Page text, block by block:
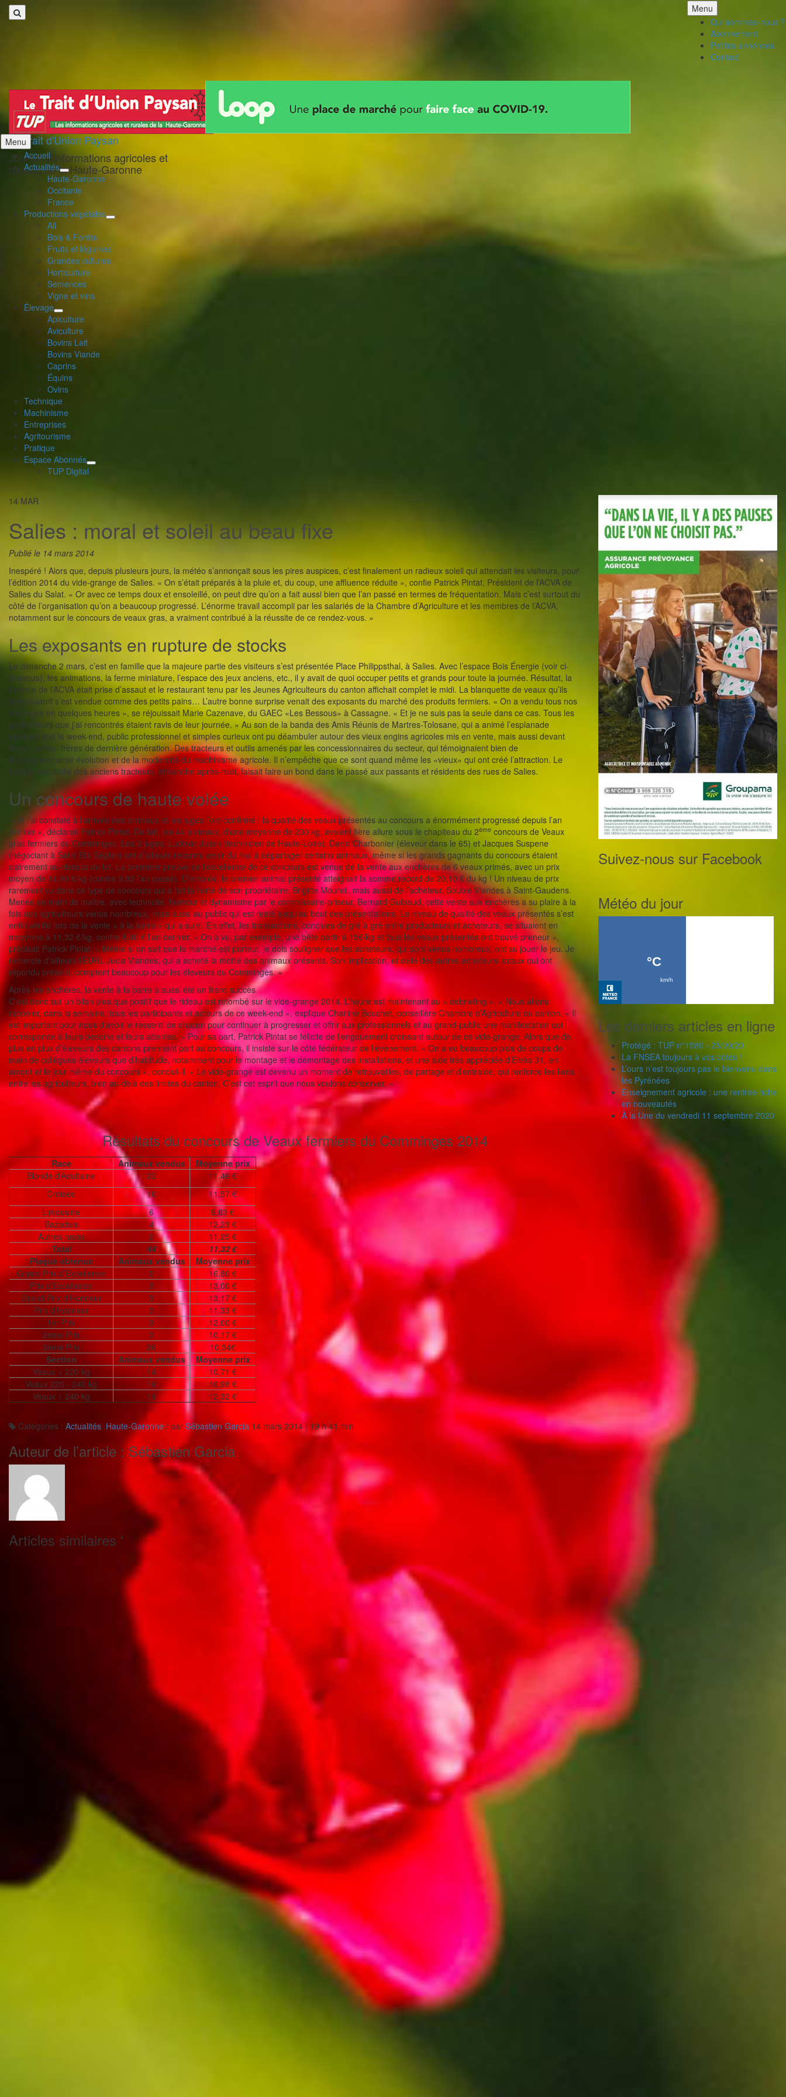
Menu
au
contenu
Qui sommes-nous ?
Abonnement
Petites annonces
Contact
:
Le Trait d'Union Paysan
Journal d'informations agricoles et
rurales de la Haute-Garonne
Menu Aller
au
contenu
Accueil
Actualités
déplier
le
menu
enfant
Haute-Garonne
Occitanie
France
Productions végétales
déplier
menu
enfant
Ail
Bois & Forêts
Fruits et légumes
Grandes cultures
Horticulture
Semences
Vigne et vins
Élevage
déplier
le
menu
enfant
Apiculture
Aviculture
Bovins Lait
Bovins Viande
Caprins
Équins
Ovins
Technique
Machinisme
Entreprises
Agritourisme
Pratique
Espace Abonnés
déplier
TUP Digital
14 MAR
Salies : moral et soleil au beau fixe
Publié le 14 mars 2014
Inespéré ! Alors que, depuis plusieurs jours, la météo s’annonçait sous les pires auspices, c’est finalement un radieux soleil qui attendait les visiteurs, pour
l’édition 2014 du vide-grange de Salies. « On s’était préparés à la pluie et, du coup, une affluence réduite », confie Patrick Pintat, Président de l’ACVA de
Salies du Salat. « Or avec ce temps doux et ensoleillé, on peut dire qu’on a fait aussi bien que l’an passé en termes de fréquentation. Mais c’est surtout du
côté de l’organisation qu’on a beaucoup progressé. L’énorme travail accompli par les salariés de la Chambre d’Agriculture et les membres de l’ACVA,
notamment sur le concours de veaux gras, a vraiment contribué à la réussite de ce rendez-vous. »
Les exposants en rupture de stocks
Le dimanche 2 mars, c’est en famille que la majeure partie des visiteurs s’est présentée Place Philippsthal, à Salies. Avec l’espace Bois Énergie (voir ci-
dessous), les animations, la ferme miniature, l’espace des jeux anciens, etc., il y avait de quoi occuper petits et grands pour toute la journée. Résultat, la
buvette de l’ACVA était prise d’assaut et le restaurant tenu par les Jeunes Agriculteurs du canton affichait complet le midi. La blanquette de veaux qu’ils
proposaient s’est vendue comme des petits pains… L’autre bonne surprise venait des exposants du marché des produits fermiers. « On a vendu tous nos
fromages en quelques heures », se réjouissait Marie Cazenave, du GAEC «Les Bessous» à Cassagne. « Et je ne suis pas la seule dans ce cas. Tous les
producteurs que j’ai rencontrés étaient ravis de leur journée. » Au son de la banda des Amis Réunis de Martres-Tolosane, qui a animé l’esplanade
pendant tout le week-end, public professionnel et simples curieux ont pu déambuler autour des vieux engins agricoles mis en vente, mais aussi devant
leurs «petits» frères de dernière génération. Des tracteurs et outils amenés par les concessionnaires du secteur, qui témoignaient bien de
l’impressionnante évolution et de la modernité du machinisme agricole. Il n’empêche que ce sont quand même les «vieux» qui ont créé l’attraction. Le
traditionnel défilé des anciens tracteurs, dimanche après-midi, faisait faire un bond dans le passé aux passants et résidents des rues de Salies.
Un concours de haute volée
« Je l’ai constaté à l’arrivée des animaux et les juges l’ont confirmé : la qualité des veaux présentés au concours a énormément progressé depuis l’an
dernier », déclarait Patrick Pintat. De fait, les 44 animaux, d’une moyenne de 230 kg, avaient fière allure sous le chapiteau du 2ème concours de Veaux
gras fermiers du Comminges. Les 3 juges, Ludovic Julien (technicien de Haute-Loire), David Charbonier (éleveur dans le 65) et Jacques Suspene
(négociant à Saint Élix Séglan) ont d’ailleurs reconnu avoir du mal à départager certains animaux, même si les grands gagnants du concours étaient
clairement au-dessus du lot. La première preuve de l’excellence de ce concours est venue de la vente aux enchères de 6 veaux primés, avec un prix
moyen de 14,90 €/kg (contre 9,92 l’an passé). D’emblée, le premier animal présenté atteignait la somme record de 20,10 € du kg ! Un niveau de prix
rarement vu dans ce type de concours qui a fait la fierté de son propriétaire, Brigitte Moureil, mais aussi de l’acheteur, Soubie Viandes à Saint-Gaudens.
Menée de main de maître, avec technicité, humour et dynamisme par le commissaire-priseur, Bernard Guibaud, cette vente aux enchères a su plaire à la
fois aux agriculteurs venus nombreux, mais aussi au public qui est resté jusqu’au bout des présentations. Le niveau de qualité des veaux présentés s’est
enfin vérifié lors de la vente « à la barre » qui a suivi. En effet, les transactions, conclues de gré à gré entre producteurs et acheteurs, se situaient en
moyenne à 11,32 €/kg, contre 8,40 € l’an dernier. « On a vu, par exemple, une bête partir à 15€/kg et tous les veaux présentés ont trouvé preneur »,
précisait Patrick Pintat. « Même si on sait que le marché est porteur, je dois souligner que les acheteurs, qui sont venus nombreux, ont su jouer le jeu. Je
remercie d’ailleurs l’EURL Jucla Viandes, qui a acheté la moitié des animaux présents. Son implication, et celle des autres acheteurs locaux qui ont
répondu présent, comptent beaucoup pour les éleveurs du Comminges. »
Après les enchères, la vente à la barre a aussi été un franc succès
C’est donc sur un bilan plus que positif que le rideau est retombé sur le vide-grange 2014. L’heure est maintenant au « debriefing ». « Nous allons
rappeler, dans la semaine, tous les participants et acteurs de ce week-end », explique Charline Bouchet, conseillère Chambre d’Agriculture du canton. « Il
est important pour nous d’avoir le ressenti de chacun pour continuer à progresser et offrir aux professionnels et au grand-public une manifestation qui
corresponde à leurs besoins et leurs attentes. » Pour sa part, Patrick Pintat se félicite de l’engouement croissant autour de ce vide-grange. Alors que de
plus en plus d’éleveurs des cantons prennent part au concours, il insiste sur le côté fédérateur de l’évènement. « On a eu beaucoup plus de coups de
main de collègues éleveurs que d’habitude, notamment pour le montage et le démontage des installations, et une aide très appréciée d’Elvéa 31, en
amont et le jour même du concours », conclut-il. « Le vide-grange est devenu un moment de retrouvailles, de partage et d’entraide, qui renforce les liens
entre les agriculteurs, bien au-delà des limites du canton. C’est cet esprit que nous voulons conserver. »
Résultats du concours de Veaux fermiers du Comminges 2014
Race Animaux vendus
Moyenne prix
Blonde d’Aquitaine
22
11,46 €
Croisée
10
11,57 €
Limousine
6
9,83 €
Bazadais
4
12,23 €
Autres races
2
11,25 €
Total
44
11,32 €
Plaque obtenue
Animaux vendus
Moyenne prix
Grand Prix d’Excellence
3
16,80 €
Prix d’Excellence
3
13,00 €
Grand Prix d’Honneur
3
13,17 €
Prix d’Honneur
3
11,33 €
1er Prix
3
12,00 €
2ème Prix
3
10,17 €
3ème Prix
26
10,34€
Section
Animaux vendus
Moyenne prix
Veaux < 220 kg
14
10,71 €
Veaux 220 - 240 kg
16
10,98 €
Veaux > 240 kg
14 12,32 €
Catégories : Actualités, Haute-Garonne / par Sébastien Garcia 14 mars 2014 | 19 h 41 min
Auteur de l’article : Sébastien Garcia
Articles similaires '
Suivez-nous sur Facebook
Météo du jour
Les derniers articles en ligne
Protégé : TUP n°1586 - 25/09/20
La FNSEA toujours à vos côtés !
L’ours n’est toujours pas le bienvenu dans
les Pyrénées
Enseignement agricole : une rentrée riche
en nouveautés
À la Une du vendredi 11 septembre 2020